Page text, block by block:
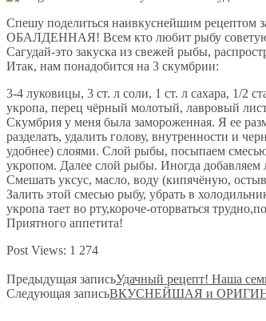
Спешу поделиться наивкуснейшим рецептом
ОБАЛДЕННАЯ! Всем кто любит рыбу
Сагудай-это закуска из свежей рыбы,
Итак, нам понадобится на 3 скумбрии:
3-4 луковицы, 3 ст. л соли, 1 ст. л сахара, 1/2
укропа, перец чёрный молотый, лавровый
Скумбрия у меня была замороженная. Я ее
разделать, удалить голову, внутренности и
удобнее) слоями. Слой рыбы, посыпаем
укропом. Далее слой рыбы. Иногда добавляем
Смешать уксус, масло, воду (кипячёную,
Залить этой смесью рыбу, убрать в
укропа тает во рту,короче-оторваться
Приятного аппетита!
Post Views: 1 274
Предыдущая запись​​Удачный рецепт! Наша
Следующая запись​​ВКУСНЕЙШАЯ и